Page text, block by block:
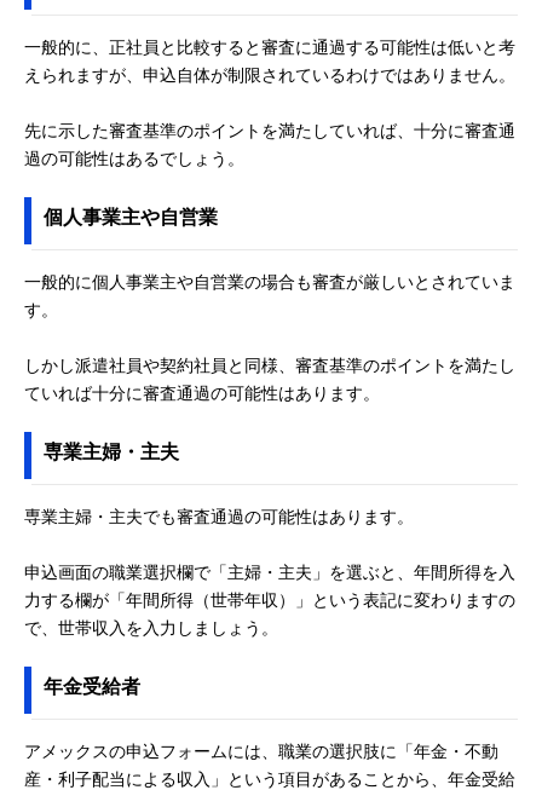
一般的に、正社員と比較すると審査に通過する可能性は低いと考
えられますが、申込自体が制限されているわけではありません。
先に示した審査基準のポイントを満たしていれば、十分に審査通
過の可能性はあるでしょう。
個人事業主や自営業
一般的に個人事業主や自営業の場合も審査が厳しいとされていま
す。
しかし派遣社員や契約社員と同様、審査基準のポイントを満たし
ていれば十分に審査通過の可能性はあります。
専業主婦・主夫
専業主婦・主夫でも審査通過の可能性はあります。
申込画面の職業選択欄で「主婦・主夫」を選ぶと、年間所得を入
力する欄が「年間所得（世帯年収）」という表記に変わりますの
で、世帯収入を入力しましょう。
年金受給者
アメックスの申込フォームには、職業の選択肢に「年金・不動
産・利子配当による収入」という項目があることから、年金受給